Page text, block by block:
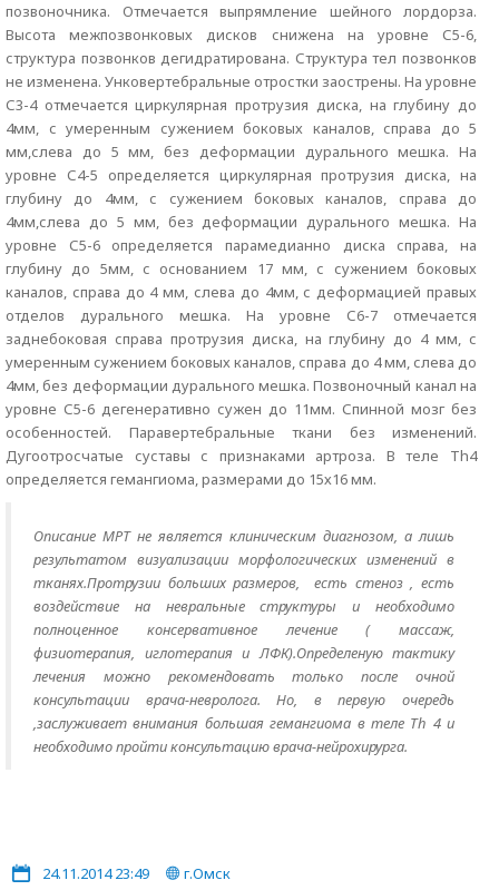
позвоночника. Отмечается выпрямление шейного лордорза.
Высота межпозвонковых дисков снижена на уровне С5-6,
структура позвонков дегидратирована. Структура тел позвонков
не изменена. Унковертебральные отростки заострены. На уровне
С3-4 отмечается циркулярная протрузия диска, на глубину до
4мм, с умеренным сужением боковых каналов, справа до 5
мм,слева до 5 мм, без деформации дурального мешка. На
уровне С4-5 определяется циркулярная протрузия диска, на
глубину до 4мм, с сужением боковых каналов, справа до
4мм,слева до 5 мм, без деформации дурального мешка. На
уровне С5-6 определяется парамедианно диска справа, на
глубину до 5мм, с основанием 17 мм, с сужением боковых
каналов, справа до 4 мм, слева до 4мм, с деформацией правых
отделов дурального мешка. На уровне С6-7 отмечается
заднебоковая справа протрузия диска, на глубину до 4 мм, с
умеренным сужением боковых каналов, справа до 4 мм, слева до
4мм, без деформации дурального мешка. Позвоночный канал на
уровне С5-6 дегенеративно сужен до 11мм. Спинной мозг без
особенностей. Паравертебральные ткани без изменений.
Дугоотросчатые суставы с признаками артроза. В теле Th4
определяется гемангиома, размерами до 15х16 мм.
Описание МРТ не является клиническим диагнозом, а лишь
результатом визуализации морфологических изменений в
тканях.Протрузии больших размеров, есть стеноз , есть
воздействие на невральные структуры и необходимо
полноценное консервативное лечение ( массаж,
физиотерапия, иглотерапия и ЛФК).Определеную тактику
лечения можно рекомендовать только после очной
консультации врача-невролога. Но, в первую очередь
,заслуживает внимания большая гемангиома в теле Th 4 и
необходимо пройти консультацию врача-нейрохирурга.
24.11.2014 23:49 г.Омск